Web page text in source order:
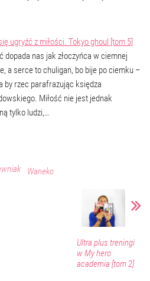
ugryźć z miłości. Tokyo ghoul [tom 5]
dopada nas jak złoczyńca w ciemnej
a serce to chuligan, bo bije po ciemku –
by rzec parafrazując księdza
Miłość nie jest jednak
tylko ludzi,…
Waneko
Ultra plus treningi
w My hero
academia [tom 2]